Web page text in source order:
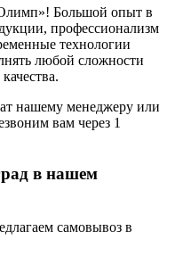
Большой опыт в
профессионализм
технологии
любой сложности
нашему менеджеру или
вам через 1
в нашем
самовывоз в